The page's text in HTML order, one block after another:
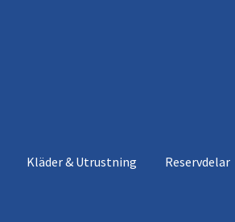
Kläder & Utrustning Reservdelar